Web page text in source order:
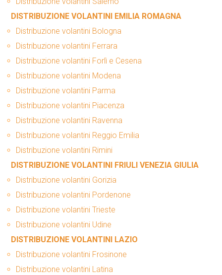
DISTRIBUZIONE VOLANTINI EMILIA ROMAGNA
Distribuzione volantini Bologna
Distribuzione volantini Ferrara
Distribuzione volantini Forlì e Cesena
Distribuzione volantini Modena
Distribuzione volantini Parma
Distribuzione volantini Piacenza
Distribuzione volantini Ravenna
Distribuzione volantini Reggio Emilia
Distribuzione volantini Rimini
DISTRIBUZIONE VOLANTINI FRIULI VENEZIA GIULIA
Distribuzione volantini Gorizia
Distribuzione volantini Pordenone
Distribuzione volantini Trieste
Distribuzione volantini Udine
DISTRIBUZIONE VOLANTINI LAZIO
Distribuzione volantini Frosinone
Distribuzione volantini Latina